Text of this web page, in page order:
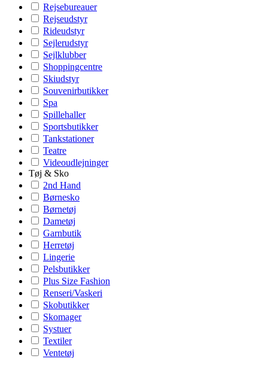
Rejsebureauer
Rejseudstyr
Rideudstyr
Sejlerudstyr
Sejlklubber
Shoppingcentre
Skiudstyr
Souvenirbutikker
Spa
Spillehaller
Sportsbutikker
Tankstationer
Teatre
Videoudlejninger
Tøj & Sko
2nd Hand
Børnesko
Børnetøj
Dametøj
Garnbutik
Herretøj
Lingerie
Pelsbutikker
Plus Size Fashion
Renseri/Vaskeri
Skobutikker
Skomager
Systuer
Textiler
Ventetøj